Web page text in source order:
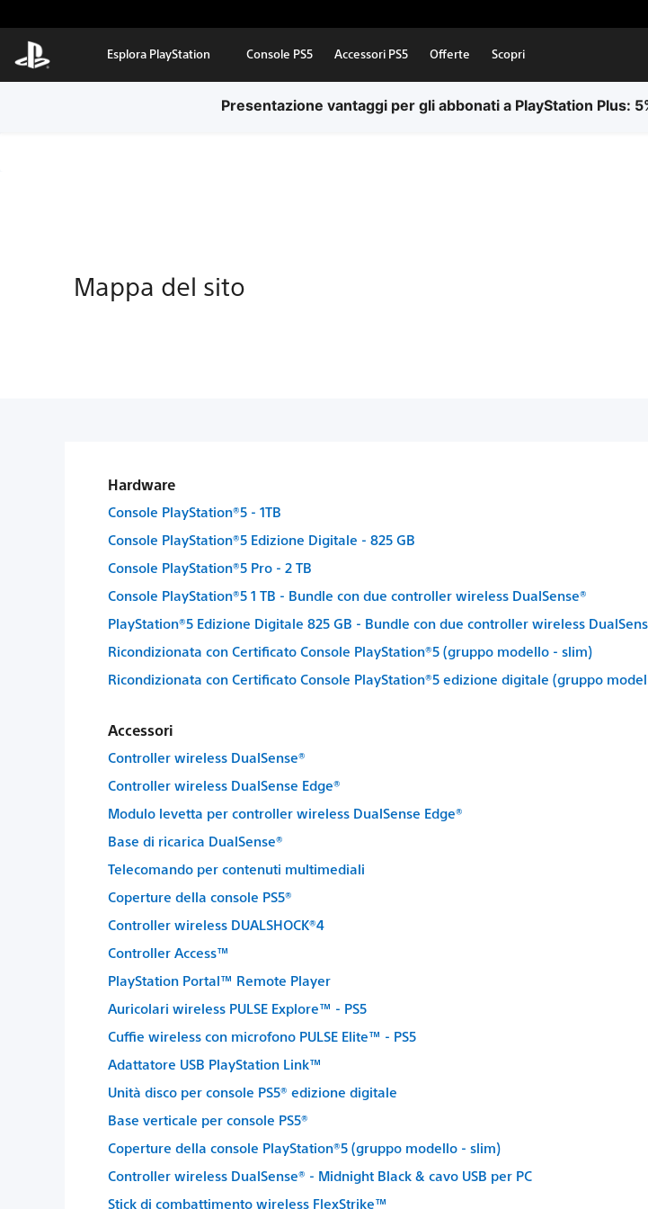
Esplora PlayStation Console PS5 Accessori PS5 Offerte Scopri
Presentazione vantaggi per gli abbonati a PlayStation Plus:
Mappa del sito
Hardware
Console PlayStation®5 - 1TB
Console PlayStation®5 Edizione Digitale - 825 GB
Console PlayStation®5 Pro - 2 TB
Console PlayStation®5 1 TB - Bundle con due controller wireless DualSense®
PlayStation®5 Edizione Digitale 825 GB - Bundle con due controller wireless
Ricondizionata con Certificato Console PlayStation®5 (gruppo modello - slim)
Ricondizionata con Certificato Console PlayStation®5 edizione digitale (gruppo
Accessori
Controller wireless DualSense®
Controller wireless DualSense Edge®
Modulo levetta per controller wireless DualSense Edge®
Base di ricarica DualSense®
Telecomando per contenuti multimediali
Coperture della console PS5®
Controller wireless DUALSHOCK®4
Controller Access™
PlayStation Portal™ Remote Player
Auricolari wireless PULSE Explore™ - PS5
Cuffie wireless con microfono PULSE Elite™ - PS5
Adattatore USB PlayStation Link™
Unità disco per console PS5® edizione digitale
Base verticale per console PS5®
Coperture della console PlayStation®5 (gruppo modello - slim)
Controller wireless DualSense® - Midnight Black & cavo USB per PC
Stick di combattimento wireless FlexStrike™